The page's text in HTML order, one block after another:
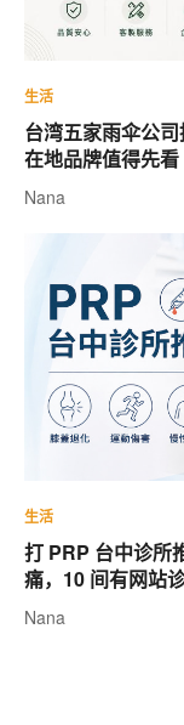
生活
台湾五家雨伞公
在地品牌值得先看
Nana
生活
打 PRP 台中诊所
痛，10 间有网站
Nana